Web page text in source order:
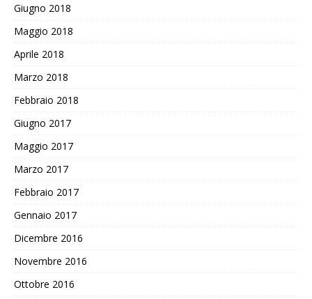
Giugno 2018
Maggio 2018
Aprile 2018
Marzo 2018
Febbraio 2018
Giugno 2017
Maggio 2017
Marzo 2017
Febbraio 2017
Gennaio 2017
Dicembre 2016
Novembre 2016
Ottobre 2016